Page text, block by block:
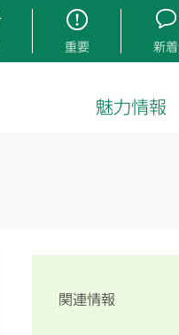
重要 新着
魅力情報
関連情報